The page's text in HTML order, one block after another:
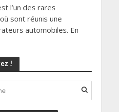
l’un des rares
sont réunis une
automobiles. En
!